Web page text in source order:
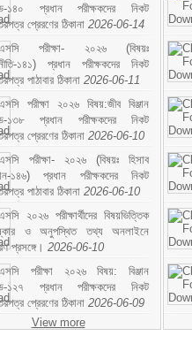
১৪০ প্রধান পরীক্ষকদের নিকট
প্রেরণের ঠিকানা 2026-06-14
পরীক্ষা- ২০২৬ (বিষয়ঃ
১৪১) প্রধান পরীক্ষকদের নিকট
পাঠাবার ঠিকানা 2026-06-11
পরীক্ষা ২০২৬ বিষয়:জীব বিঞ্জান
১৩৮ প্রধান পরীক্ষকদের নিকট
প্রেরণের ঠিকানা 2026-06-10
পরীক্ষা- ২০২৬ (বিষয়ঃ হিসাব
১৪৬) প্রধান পরীক্ষকদের নিকট
পাঠাবার ঠিকানা 2026-06-10
২০২৬ পরীক্ষার্থীদের বিষয়ভিত্তিক
ও অনুপস্থিত তথ্য অনলাইনে
প্রসঙ্গে। 2026-06-10
পরীক্ষা ২০২৬ বিষয়: বিঞ্জান
১২৭ প্রধান পরীক্ষকদের নিকট
প্রেরণের ঠিকানা 2026-06-09
View more